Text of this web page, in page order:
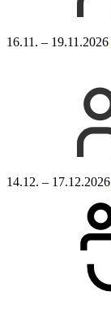
16.11. – 19.11.2026
14.12. – 17.12.2026